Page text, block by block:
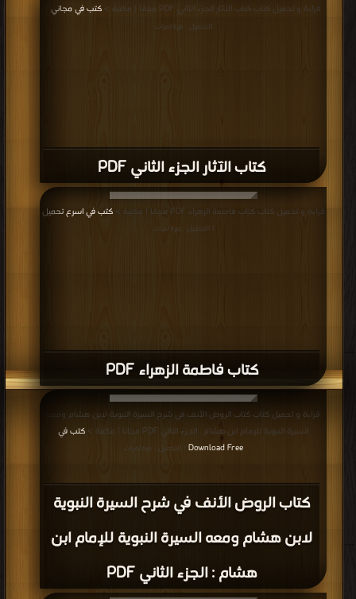
كتاب الآثار الجزء الثاني PDF
قراءة و تحميل كتاب كتاب الآثار الجزء الثاني PDF مجانا | مكتبة > كتب في مجاني
التحميل : مرة/مرات
كتاب فاطمة الزهراء PDF
قراءة و تحميل كتاب كتاب فاطمة الزهراء PDF مجانا | مكتبة > كتب في اسرع تحميل
| التحميل : مرة/مرات
كتاب الروض الأنف في شرح السيرة النبوية
لابن هشام ومعه السيرة النبوية للإمام ابن
هشام : الجزء الثاني PDF
قراءة و تحميل كتاب كتاب الروض الأنف في شرح السيرة النبوية لابن هشام ومعه
السيرة النبوية للإمام ابن هشام : الجزء الثاني PDF مجانا | مكتبة >
كتب في
Download Free
| التحميل : مرة/مرات